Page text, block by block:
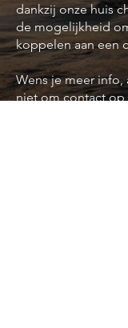
dankzij onze huis
de mogelijkheid
koppelen aan een
Wens je meer info,
niet om contact